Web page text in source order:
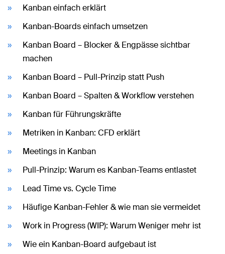
Kanban einfach erklärt
Kanban-Boards einfach umsetzen
Kanban Board – Blocker & Engpässe sichtbar
machen
Kanban Board – Pull-Prinzip statt Push
Kanban Board – Spalten & Workflow verstehen
Kanban für Führungskräfte
Metriken in Kanban: CFD erklärt
Meetings in Kanban
Pull-Prinzip: Warum es Kanban-Teams entlastet
Lead Time vs. Cycle Time
Häufige Kanban-Fehler & wie man sie vermeidet
Work in Progress (WIP): Warum Weniger mehr ist
Wie ein Kanban-Board aufgebaut ist